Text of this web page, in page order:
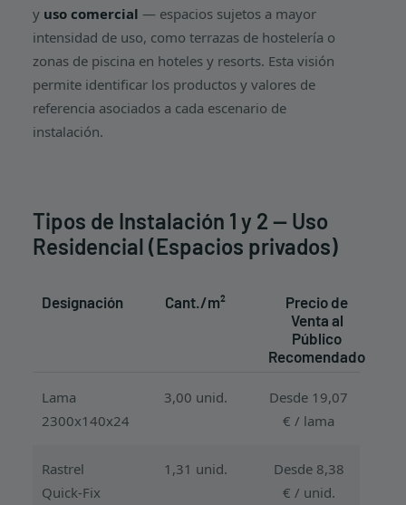
y uso comercial — espacios sujetos a mayor
intensidad de uso, como terrazas de hostelería o
zonas de piscina en hoteles y resorts. Esta visión
permite identificar los productos y valores de
referencia asociados a cada escenario de
instalación.
Tipos de Instalación 1 y 2 — Uso
Residencial (Espacios privados)
Designación Cant./m²
Precio de
Venta al
Público
Recomendado
Lama
2300x140x24
3,00 unid.
Desde 19,07
€ / lama
Rastrel
Quick-Fix
1,31 unid.
Desde 8,38
€ / unid.